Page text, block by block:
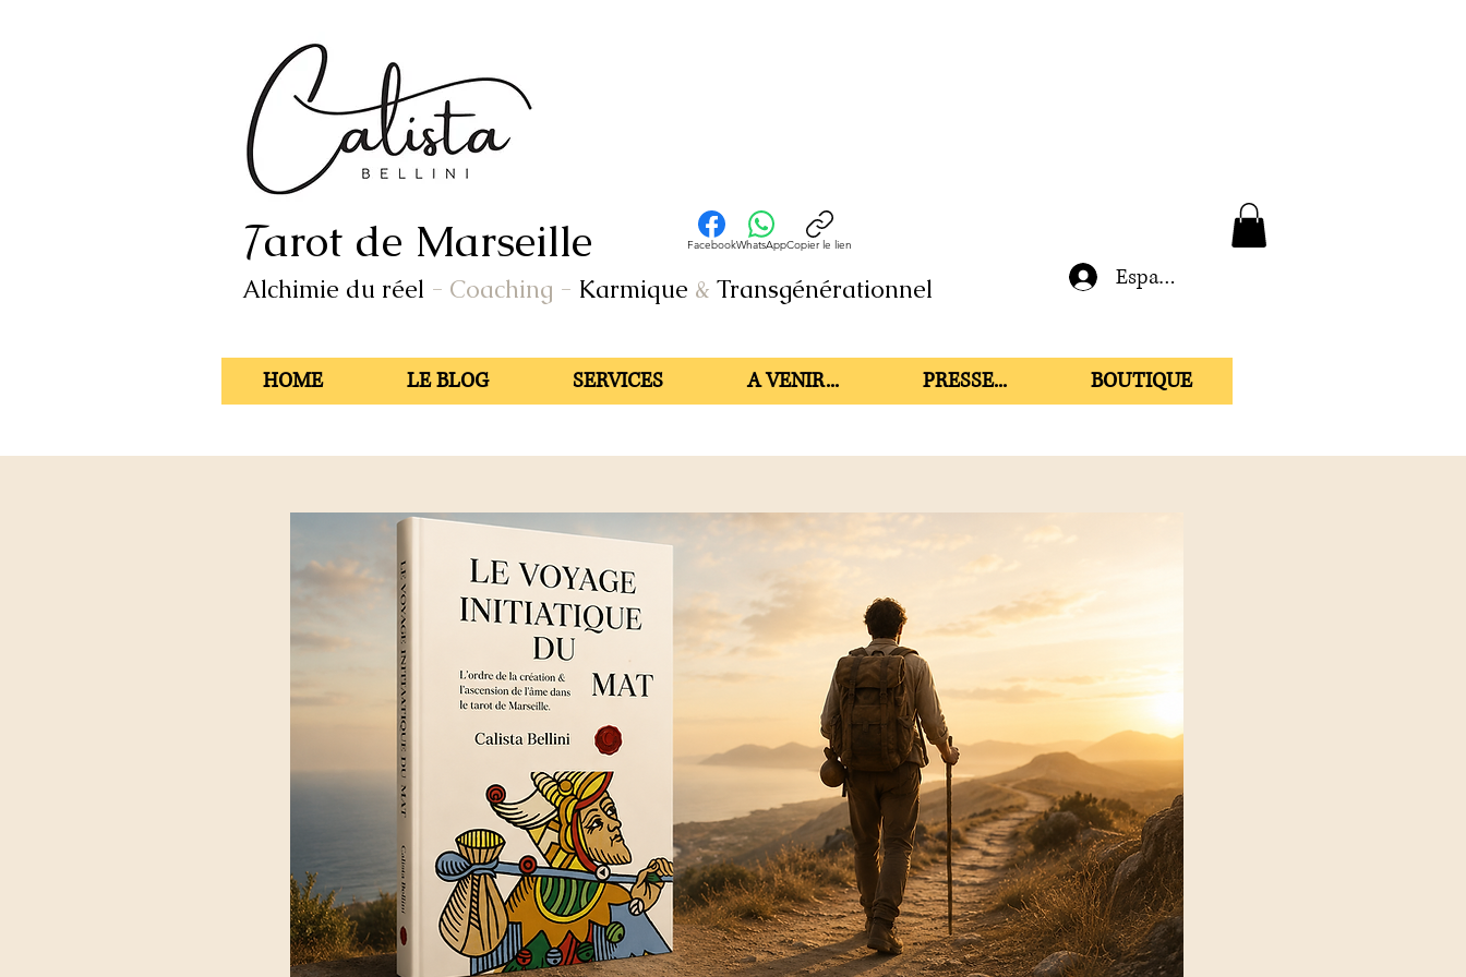
Tarot de Marseille
Alchimie du réel - Coaching - Karmique & Transgénérationnel
FacebookWhatsAppCopier le lien
Espace membre
HOME LE BLOG SERVICES A VENIR... PRESSE... BOUTIQUE